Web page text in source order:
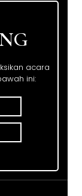
acara
ini: